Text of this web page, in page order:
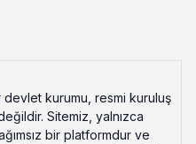
kurumu, resmi kuruluş
Sitemiz, yalnızca
bir platformdur ve